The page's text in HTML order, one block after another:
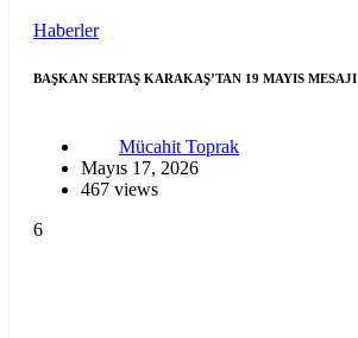
Haberler
BAŞKAN SERTAŞ KARAKAŞ’TAN 19 MAYIS MESAJI
Mücahit Toprak
Mayıs 17, 2026
467 views
6